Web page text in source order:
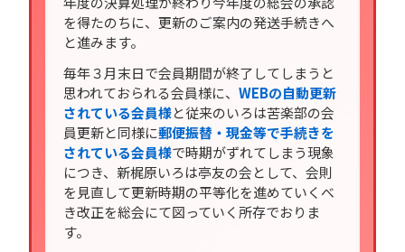
を得たのちに、更新のご案内の発送手続きへ
と進みます。
毎年３月末日で会員期間が終了してしまうと
思われておられる会員様に、WEBの自動更新
されている会員様と従来のいろは苦楽部の会
員更新と同様に郵便振替・現金等で手続きを
されている会員様で時期がずれてしまう現象
につき、新梶原いろは亭友の会として、会則
を見直して更新時期の平等化を進めていくべ
き改正を総会にて図っていく所存でおりま
す。